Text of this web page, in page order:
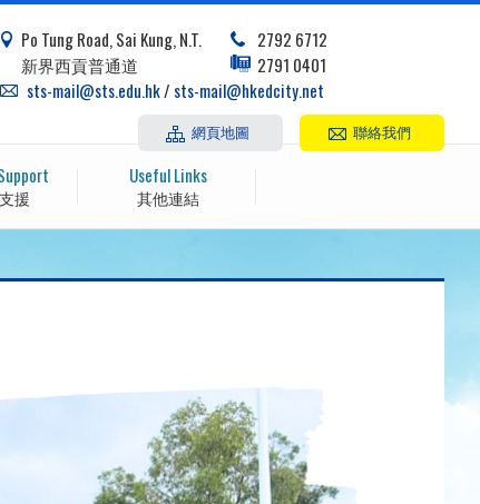
Po Tung Road, Sai Kung, N.T.
新界西貢普通道
2792 6712
2791 0401
sts-mail@sts.edu.hk/ sts-mail@hkedcity.net
聯絡我們
網頁地圖
援
Useful Links
其他連結